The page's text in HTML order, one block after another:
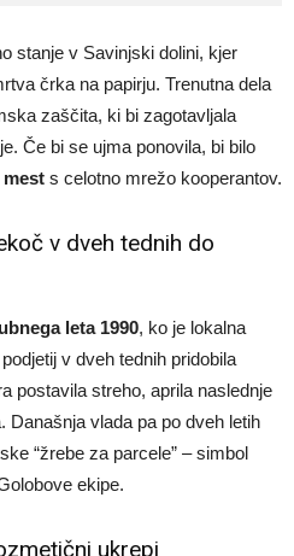
stanje v Savinjski dolini, kjer
črka na papirju. Trenutna dela
zaščita, ki bi zagotavljala
Če bi se ujma ponovila, bi bilo
mest s celotno mrežo kooperantov.
v dveh tednih do
leta 1990, ko je lokalna
v dveh tednih pridobila
postavila streho, aprila naslednje
Današnja vlada pa po dveh letih
“žrebe za parcele” – simbol
ekipe.
ukrepi